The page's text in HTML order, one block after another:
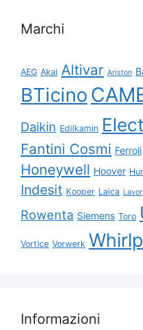
Marchi
AEG Akai Altivar Ariston
BTicino
Daikin Edilkamin
Fantini Cosmi Ferroli
Honeywell Hoover
Indesit Kooper Laica Lavor
Rowenta Siemens Toro
Vortice Vorwerk
Informazioni